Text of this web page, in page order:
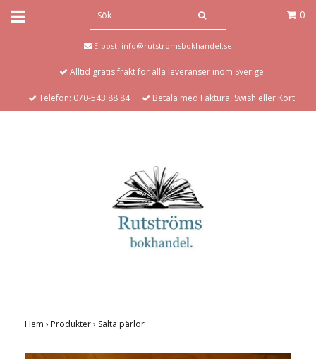
0
E-post: info@rutstromsbokhandel.se
Alltid gratis frakt för alla leveranser inom Sverige
Telefon: 070-543 88 84 Betala med Faktura, Swish eller Kort
Hem › Produkter› Salta pärlor